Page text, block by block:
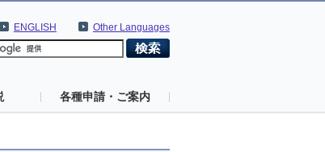
Other Languages
ENGLISH
各種申請・ご案内